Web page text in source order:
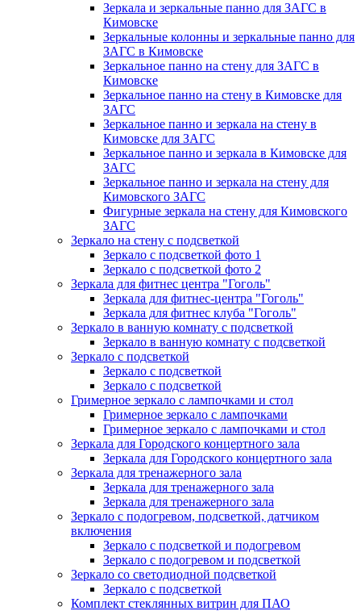
Зеркала и зеркальные панно для ЗАГС в
Кимовске
Зеркальные колонны и зеркальные панно для
ЗАГС в Кимовске
Зеркальное панно на стену для ЗАГС в
Кимовске
Зеркальное панно на стену в Кимовске для
ЗАГС
Зеркальное панно и зеркала на стену в
Кимовске для ЗАГС
Зеркальное панно и зеркала в Кимовске для
ЗАГС
Зеркальное панно и зеркала на стену для
Кимовского ЗАГС
Фигурные зеркала на стену для Кимовского
ЗАГС
Зеркало на стену с подсветкой
Зеркало с подсветкой фото 1
Зеркало с подсветкой фото 2
Зеркала для фитнес центра "Гоголь"
Зеркала для фитнес-центра "Гоголь"
Зеркала для фитнес клуба "Гоголь"
Зеркало в ванную комнату с подсветкой
Зеркало в ванную комнату с подсветкой
Зеркало с подсветкой
Зеркало с подсветкой
Зеркало с подсветкой
Гримерное зеркало с лампочками и стол
Гримерное зеркало с лампочками
Гримерное зеркало с лампочками и стол
Зеркала для Городского концертного зала
Зеркала для Городского концертного зала
Зеркала для тренажерного зала
Зеркала для тренажерного зала
Зеркала для тренажерного зала
Зеркало с подогревом, подсветкой, датчиком
включения
Зеркало с подсветкой и подогревом
Зеркало с подогревом и подсветкой
Зеркало со светодиодной подсветкой
Зеркало с подсветкой
Комплект стеклянных витрин для ПАО